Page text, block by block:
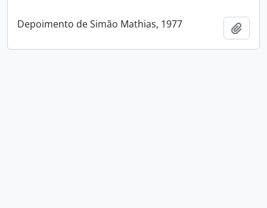
Depoimento de Simão Mathias, 1977